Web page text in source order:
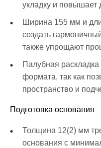
укладку и повышает
Ширина 155 мм и
создать
также упрощают
Палубная
формата, так как
пространство и
Подготовка основания
Толщина 12(2) мм
основания с